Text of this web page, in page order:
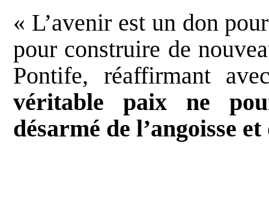
« L’avenir est un don
pour construire de
Pontife, réaffirmant
véritable paix ne
désarmé de l’angoisse